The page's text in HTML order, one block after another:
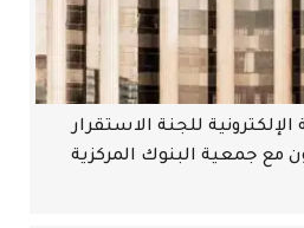
للجنة الاستقرار
مع جمعية البنوك المركزية